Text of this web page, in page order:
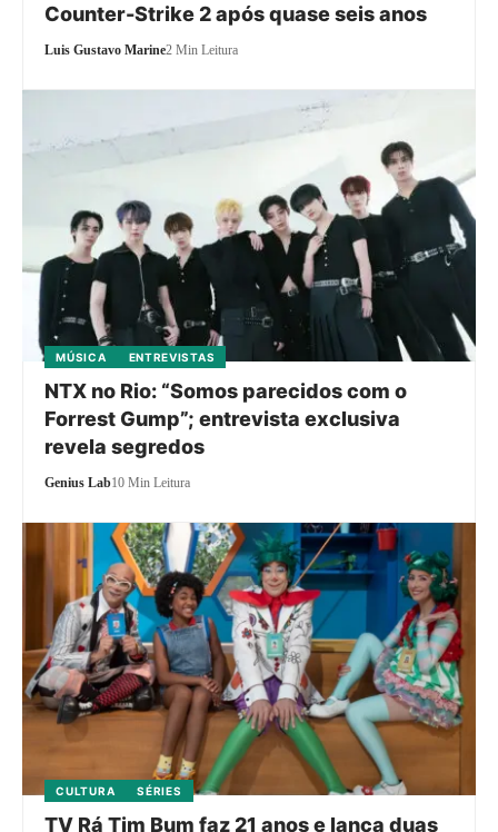
Counter-Strike 2 após quase seis anos
Luis Gustavo Marine2 Min Leitura
MÚSICA ENTREVISTAS
NTX no Rio: “Somos parecidos com o
Forrest Gump”; entrevista exclusiva
revela segredos
Genius Lab10 Min Leitura
CULTURA SÉRIES
TV Rá Tim Bum faz 21 anos e lança duas